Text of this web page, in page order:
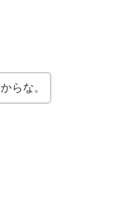
らな。